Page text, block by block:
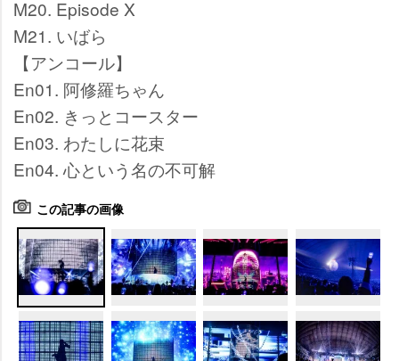
M20. Episode X
M21. いばら
【アンコール】
En01. 阿修羅ちゃん
En02. きっとコースター
En03. わたしに花束
En04. 心という名の不可解
この記事の画像